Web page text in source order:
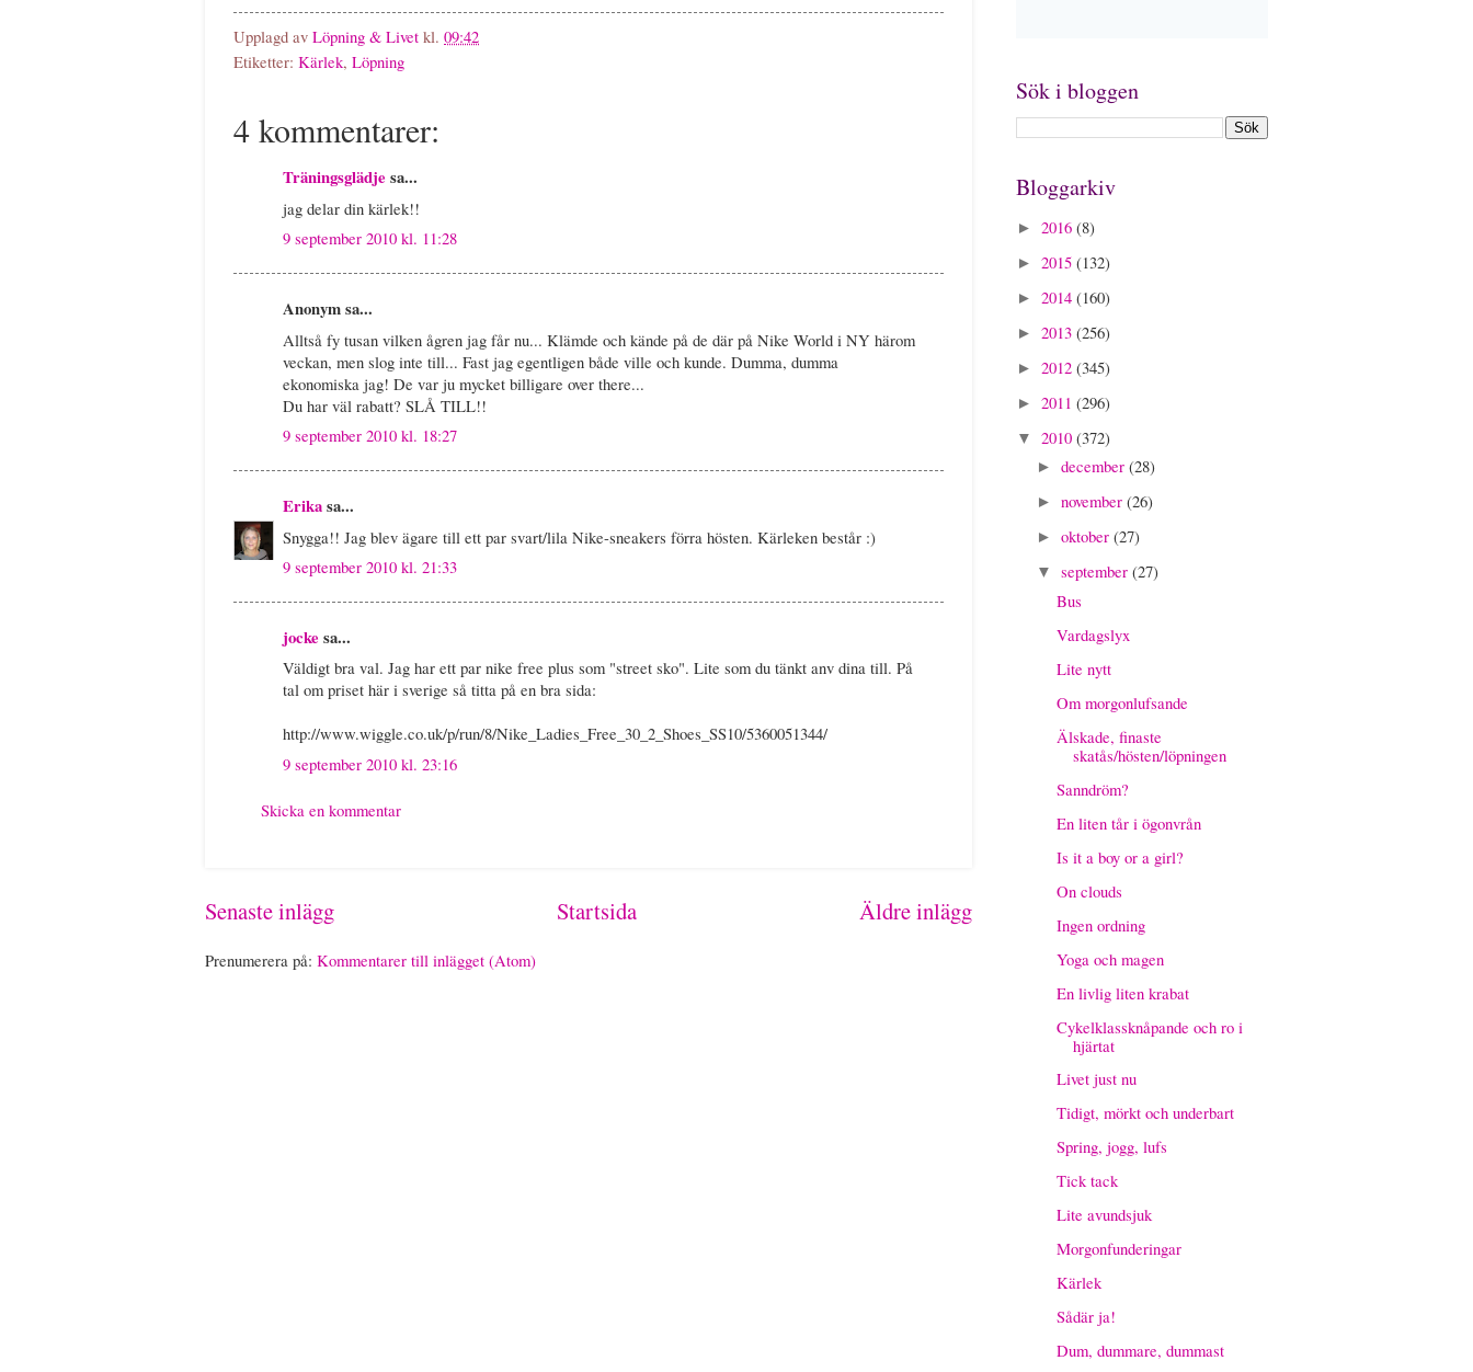
Upplagd av Löpning & Livet kl. 09:42
Etiketter: Kärlek, Löpning
4 kommentarer:
Träningsglädje sa...
jag delar din kärlek!!
9 september 2010 kl. 11:28
Anonym sa...
Alltså fy tusan vilken ågren jag får nu... Klämde och kände på de där på Nike World i NY härom
veckan, men slog inte till... Fast jag egentligen både ville och kunde. Dumma, dumma
ekonomiska jag! De var ju mycket billigare over there...
Du har väl rabatt? SLÅ TILL!!
9 september 2010 kl. 18:27
Erikasa...
Snygga!! Jag blev ägare till ett par svart/lila Nike-sneakers förra hösten. Kärleken består :)
9 september 2010 kl. 21:33
jocke sa...
Väldigt bra val. Jag har ett par nike free plus som "street sko". Lite som du tänkt anv dina till. På
tal om priset här i sverige så titta på en bra sida:
http://www.wiggle.co.uk/p/run/8/Nike_Ladies_Free_30_2_Shoes_SS10/5360051344/
9 september 2010 kl. 23:16
Skicka en kommentar
Senaste inlägg Äldre inlägg
Startsida
Prenumerera på: Kommentarer till inlägget (Atom)
Sök i bloggen
Bloggarkiv
► 2016 (8)
► 2015 (132)
► 2014 (160)
► 2013 (256)
► 2012 (345)
► 2011 (296)
▼ 2010 (372)
► december (28)
► november (26)
► oktober (27)
▼ september (27)
Bus
Vardagslyx
Lite nytt
Om morgonlufsande
Älskade, finaste
skatås/hösten/löpningen
Sanndröm?
En liten tår i ögonvrån
Is it a boy or a girl?
On clouds
Ingen ordning
Yoga och magen
En livlig liten krabat
Cykelklassknåpande och ro i
hjärtat
Livet just nu
Tidigt, mörkt och underbart
Spring, jogg, lufs
Tick tack
Lite avundsjuk
Morgonfunderingar
Kärlek
Sådär ja!
Dum, dummare, dummast